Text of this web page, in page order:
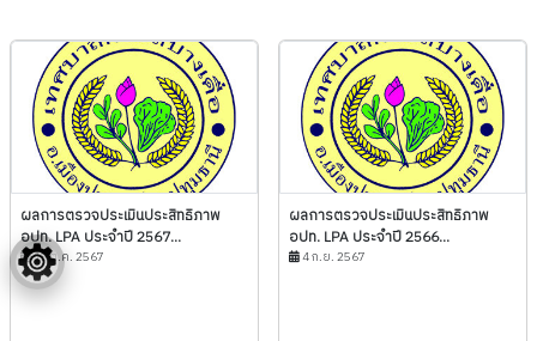
ผลการตรวจประเมินประสิทธิภาพ
อปท. LPA ประจำปี 2567...
15 ต.ค. 2567
ผลการตรวจประเมินประสิทธิภาพ
อปท. LPA ประจำปี 2566...
4 ก.ย. 2567